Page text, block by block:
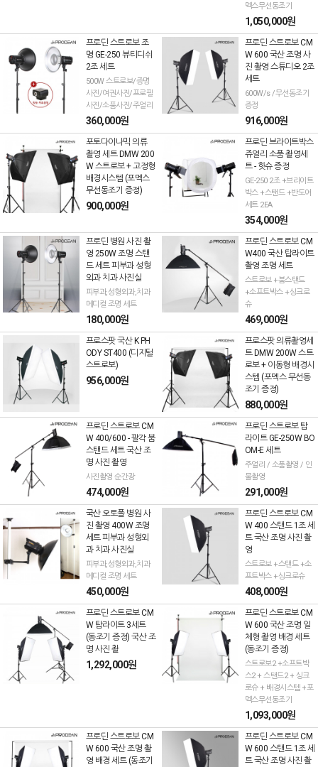
멕스무선동조기
1,050,000원
프로딘 스트로보 조
명 GE-250 뷰티디쉬
2조 세트
500W 스트로보/증명
사진/여권사진/프로필
사진/소품사진/주얼리
360,000원
프로딘 스트로보 CM
W 600 국산 조명 사
진 촬영 스튜디오 2조
세트
600W/s /무선동조기
증정
916,000원
포토다이나믹 의류
촬영 세트 DMW 200
W 스트로보 + 고정형
배경시스템 (포멕스
무선동조기 증정)
900,000원
프로딘 브라이트박스
쥬얼리 소품 촬영세
트 - 핫슈 증정
GE-250 2조 +브라이트
박스 +스탠드 +반도어
세트 2EA
354,000원
프로딘 병원 사진 촬
영 250W 조명 스탠
드 세트 피부과 성형
외과 치과 사진실
피부과,성형외과,치과
메디컬 조명 세트
180,000원
프로딘 스트로보 CM
W400 국산 탑라이트
촬영 조명 세트
스트로보 +붐스탠드
+소프트박스 +싱크로
슈
469,000원
프로스팟 국산 K PH
ODY ST400 (디지털
스트로보)
956,000원
프로스팟 의류촬영세
트 DMW 200W 스트
로보 + 이동형 배경시
스템 (포멕스 무선동
조기 증정)
880,000원
프로딘 스트로보 CM
W 400/600 - 팔각 붐
스탠드 세트 국산 조
명 사진 촬영
사진촬영 순간광
474,000원
프로딘 스트로보 탑
라이트 GE-250W BO
OM-E 세트
주얼리 / 소품촬영 / 인
물촬영
291,000원
국산 오토폴 병원 사
진 촬영 400W 조명
세트 피부과 성형외
과 치과 사진실
피부과,성형외과,치과
메디컬 조명 세트
450,000원
프로딘 스트로보 CM
W 400 스탠드 1조 세
트 국산 조명 사진 촬
영
스트로보 +스탠드 +소
프트박스 +싱크로슈
408,000원
프로딘 스트로보 CM
W 탑라이트 3세트
(동조기 증정) 국산 조
명 사진 촬
1,292,000원
프로딘 스트로보 CM
W 600 국산 조명 일
체형 촬영 배경 세트
(동조기 증정)
스트로보2 +소프트박
스2 + 스탠드2 + 싱크
로슈 + 배경시스템 +포
멕스무선동조기
1,093,000원
프로딘 스트로보 CM
W 600 국산 조명 촬
영 배경 세트 (동조기
프로딘 스트로보 CM
W 600 스탠드 1조 세
트 국산 조명 사진 촬